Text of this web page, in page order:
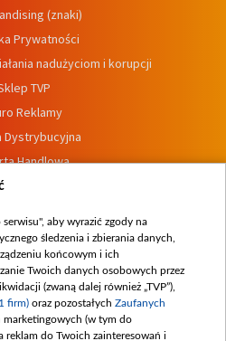
(znaki)
Prywatności
nadużyciom i korupcji
TVP
Reklamy
Handlowa
wewnętrznych
aby wyrazić zgody na
śledzenia i zbierania danych,
końcowym i ich
Twoich danych osobowych przez
(zwaną dalej również „TVP”),
firm) oraz pozostałych Zaufanych
marketingowych (w tym do
reklam do Twoich zainteresowań i